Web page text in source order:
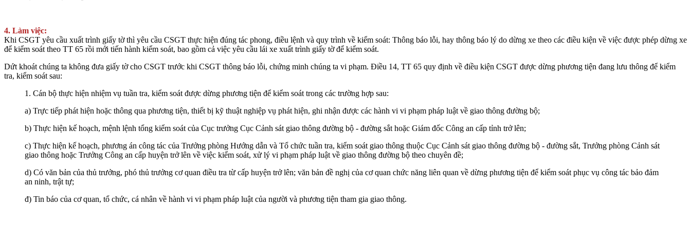
4. Làm việc:
Khi CSGT yêu cầu xuất trình giấy tờ thì yêu cầu CSGT thực hiện đúng tác phong, điều lệnh và quy trình về kiểm soát: Thông báo lỗi, hay thông báo lý do dừng xe theo các điều kiện về việc được phép dừng xe
để kiểm soát theo TT 65 rồi mới tiến hành kiểm soát, bao gồm cả việc yêu cầu lái xe xuất trình giấy tờ để kiểm soát.
Dứt khoát chúng ta không đưa giấy tờ cho CSGT trước khi CSGT thông báo lỗi, chứng minh chúng ta vi phạm. Điều 14, TT 65 quy định về điều kiện CSGT được dừng phương tiện đang lưu thông để kiểm
tra, kiểm soát sau:
1. Cán bộ thực hiện nhiệm vụ tuần tra, kiểm soát được dừng phương tiện để kiểm soát trong các trường hợp sau:
a) Trực tiếp phát hiện hoặc thông qua phương tiện, thiết bị kỹ thuật nghiệp vụ phát hiện, ghi nhận được các hành vi vi phạm pháp luật về giao thông đường bộ;
b) Thực hiện kế hoạch, mệnh lệnh tổng kiểm soát của Cục trưởng Cục Cảnh sát giao thông đường bộ - đường sắt hoặc Giám đốc Công an cấp tỉnh trở lên;
c) Thực hiện kế hoạch, phương án công tác của Trưởng phòng Hướng dẫn và Tổ chức tuần tra, kiểm soát giao thông thuộc Cục Cảnh sát giao thông đường bộ - đường sắt, Trưởng phòng Cảnh sát
giao thông hoặc Trưởng Công an cấp huyện trở lên về việc kiểm soát, xử lý vi phạm pháp luật về giao thông đường bộ theo chuyên đề;
d) Có văn bản của thủ trưởng, phó thủ trưởng cơ quan điều tra từ cấp huyện trở lên; văn bản đề nghị của cơ quan chức năng liên quan về dừng phương tiện để kiểm soát phục vụ công tác bảo đảm
an ninh, trật tự;
đ) Tin báo của cơ quan, tổ chức, cá nhân về hành vi vi phạm pháp luật của người và phương tiện tham gia giao thông.